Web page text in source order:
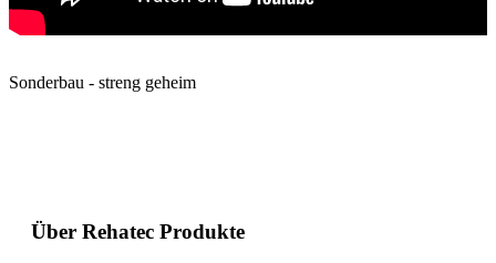
Sonderbau - streng geheim
Über Rehatec Produkte